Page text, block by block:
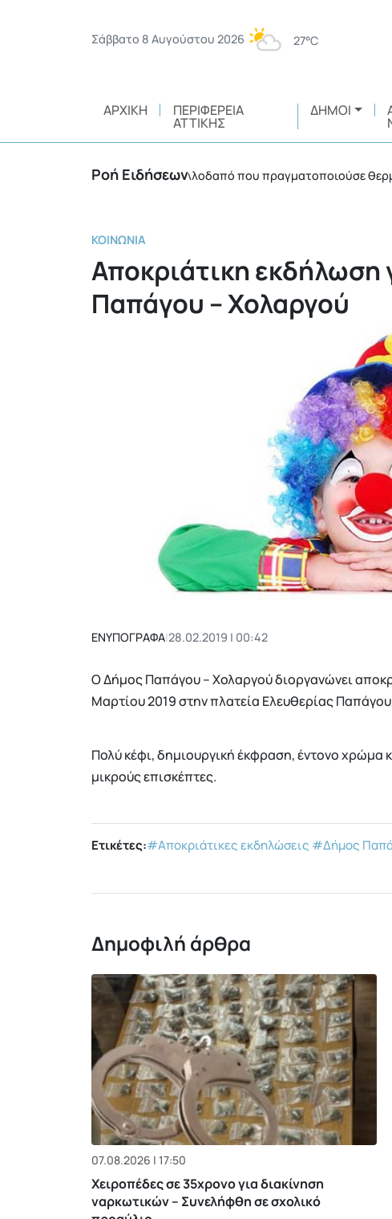
Σάββατο 8 Αυγούστου 2026 27°C
ΑΡΧΙΚΉ ΠΕΡΙΦΈΡΕΙΑ
ΑΤΤΙΚΉΣ
ΔΉΜΟΙ
Ροή Ειδήσεων
Πρόστιμο 3.750 ευρώ σε αλλοδαπό που πραγματοποιούσε θερμές
ΚΟΙΝΩΝΊΑ
Αποκριάτικη εκδήλωση
Παπάγου – Χολαργού
ΕΝΥΠΟΓΡΑΦΑ|28.02.2019 | 00:42
Ο Δήμος Παπάγου – Χολαργού διοργανώνει
Μαρτίου 2019 στην πλατεία Ελευθερίας
Πολύ κέφι, δημιουργική έκφραση, έντονο χρώμα
μικρούς επισκέπτες.
Ετικέτες:#Αποκριάτικες εκδηλώσεις #Δήμος
Δημοφιλή άρθρα
07.08.2026 | 17:50
Χειροπέδες σε 35χρονο για διακίνηση
ναρκωτικών – Συνελήφθη σε σχολικό